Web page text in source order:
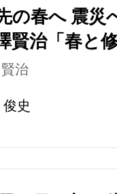
の春へ 震
賢治「春と
治
史